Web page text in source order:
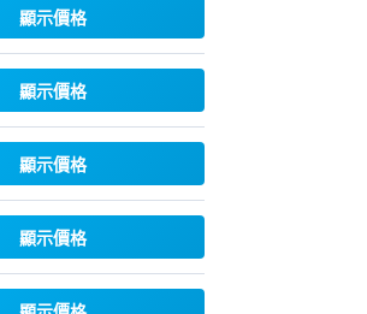
顯示價格
顯示價格
顯示價格
顯示價格